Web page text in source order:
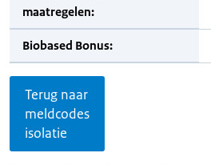
maatregelen:
Biobased Bonus:
Terug naar
meldcodes
isolatie